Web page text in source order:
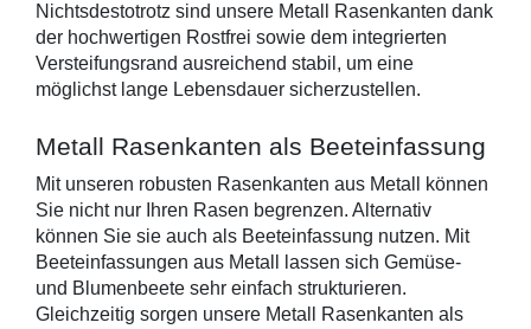
Nichtsdestotrotz sind unsere Metall Rasenkanten dank
der hochwertigen Rostfrei sowie dem integrierten
Versteifungsrand ausreichend stabil, um eine
möglichst lange Lebensdauer sicherzustellen.
Metall Rasenkanten als Beeteinfassung
Mit unseren robusten Rasenkanten aus Metall können
Sie nicht nur Ihren Rasen begrenzen. Alternativ
können Sie sie auch als Beeteinfassung nutzen. Mit
Beeteinfassungen aus Metall lassen sich Gemüse-
und Blumenbeete sehr einfach strukturieren.
Gleichzeitig sorgen unsere Metall Rasenkanten als